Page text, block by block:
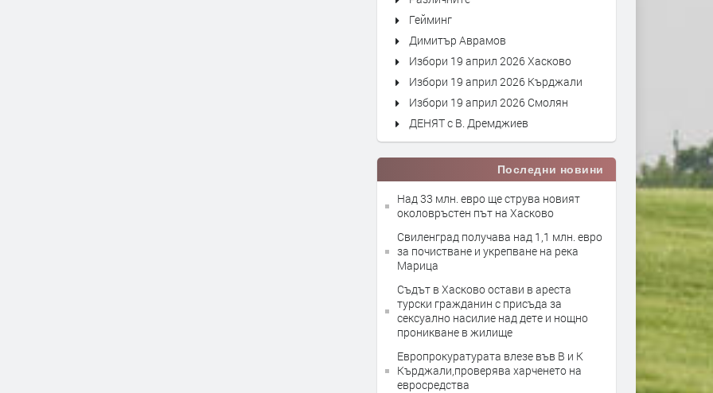
Гейминг
Димитър Аврамов
Избори 19 април 2026 Хасково
Избори 19 април 2026 Кърджали
Избори 19 април 2026 Смолян
ДЕНЯТ с В. Дремджиев
Последни новини
Над 33 млн. евро ще струва новият
околовръстен път на Хасково
Свиленград получава над 1,1 млн. евро
за почистване и укрепване на река
Марица
Съдът в Хасково остави в ареста
турски гражданин с присъда за
сексуално насилие над дете и нощно
проникване в жилище
Европрокуратурата влезе във В и К
Кърджали,проверява харченето на
евросредства